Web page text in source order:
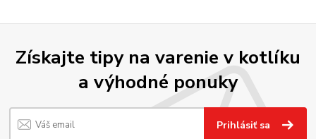
Získajte tipy na varenie v kotlíku
a výhodné ponuky
Prihlásiť sa